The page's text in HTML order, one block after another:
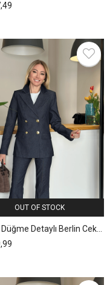
OUT OF STOCK
Denim Düğme Detaylı Berlin Ceket Askı00138